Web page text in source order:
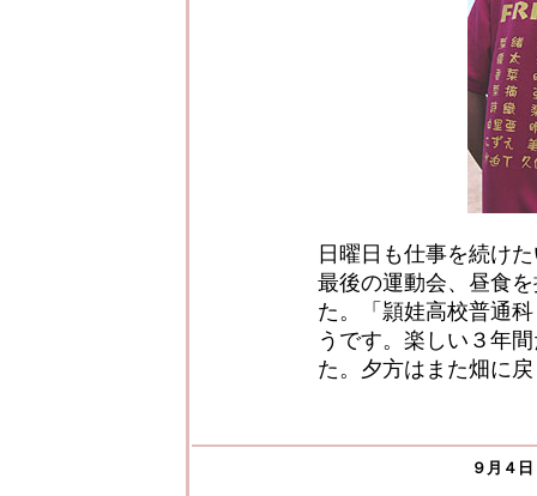
日曜日も仕事を続け
最後の運動会、昼食
た。「頴娃高校普通
うです。楽しい３年
た。夕方はまた畑に
９月４